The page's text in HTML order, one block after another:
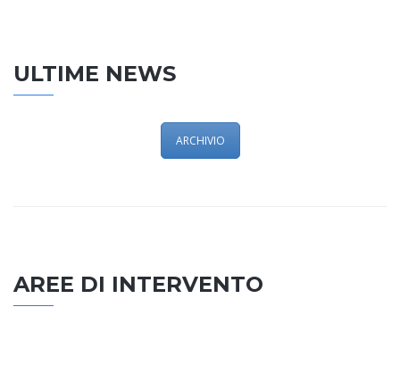
ULTIME NEWS
ARCHIVIO
AREE DI INTERVENTO